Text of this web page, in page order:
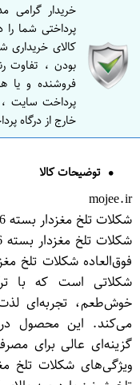
خریدار گرامی
پرداختی شما
کالای خریداری
بودن ، تفاوت
فروشنده و یا
پرداخت سایت
خارج از درگاه
توضیحات کالا
mojee.ir
شکلات تلخ مغزدار بسته 6 عددی شونیز
فوق‌العاده شکلات تلخ
شکلاتی است که با
خوش‌طعم، تجربه‌ای
گزینه‌ای عالی برای
ویژگی‌های شکلات تلخ